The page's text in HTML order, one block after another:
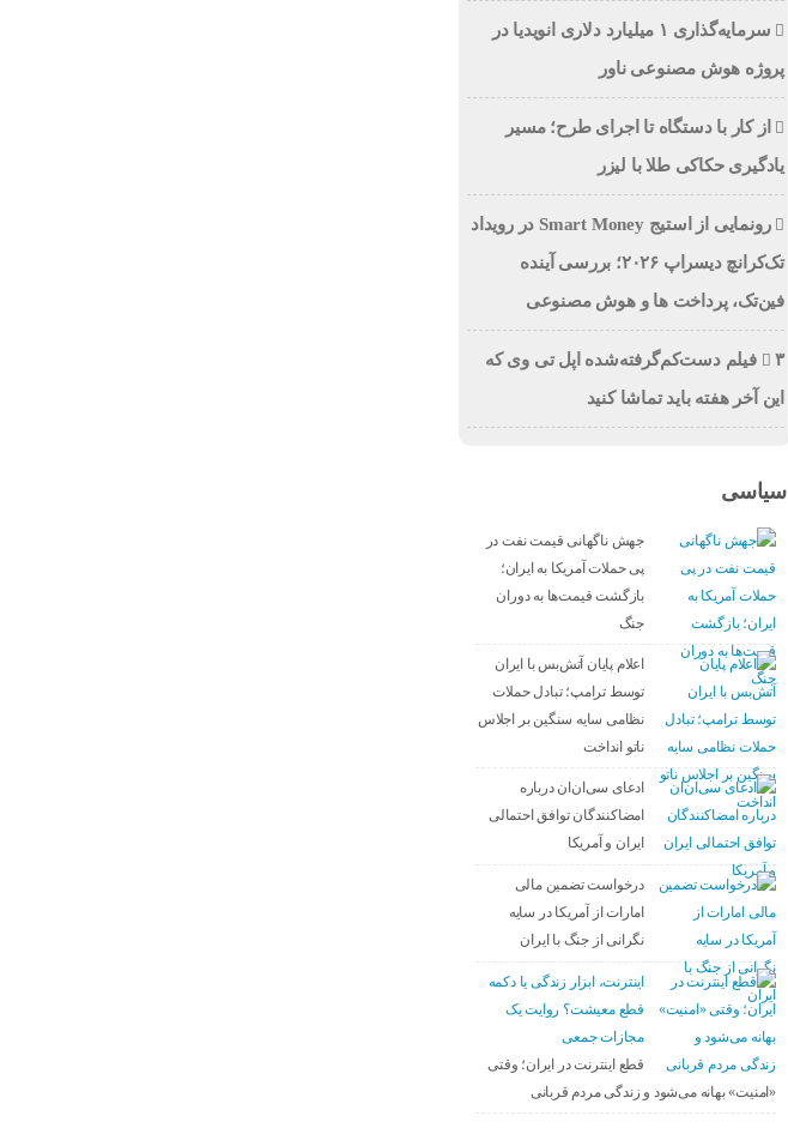
سرمایه‌گذاری ۱ میلیارد دلاری انویدیا در
پروژه هوش مصنوعی ناور
از کار با دستگاه تا اجرای طرح؛ مسیر
یادگیری حکاکی طلا با لیزر
رونمایی از استیج Smart Money در رویداد
تک‌کرانچ دیسراپ ۲۰۲۶؛ بررسی آینده
فین‌تک، پرداخت‌ ها و هوش مصنوعی
۳ فیلم دست‌کم‌گرفته‌شده اپل تی وی که
این آخر هفته باید تماشا کنید
سیاسی
جهش ناگهانی قیمت نفت در
پی حملات آمریکا به ایران؛
بازگشت قیمت‌ها به دوران
جنگ
اعلام پایان آتش‌بس با ایران
توسط ترامپ؛ تبادل حملات
نظامی سایه سنگین بر اجلاس
ناتو انداخت
ادعای سی‌ان‌ان درباره
امضاکنندگان توافق احتمالی
ایران و آمریکا
درخواست تضمین مالی
امارات از آمریکا در سایه
نگرانی از جنگ با ایران
اینترنت، ابزار زندگی یا دکمه
قطع معیشت؟ روایت یک
مجازات جمعی
قطع اینترنت در ایران؛ وقتی
«امنیت» بهانه می‌شود و زندگی مردم قربانی